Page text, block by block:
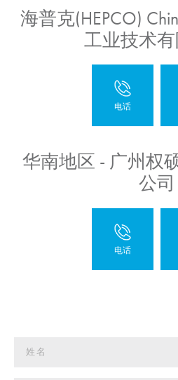
海普克(HEPCO)
工业技术有
华南地区 - 广州权
公司